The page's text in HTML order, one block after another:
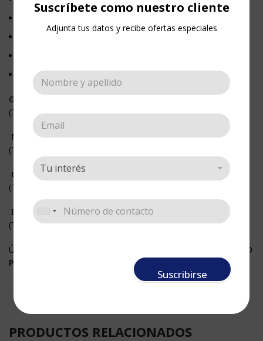
Suscríbete como nuestro cliente
Adjunta tus datos y recibe ofertas especiales
Suscribirse
Somos fabricantes.
Nuestros esténciles, son plantillas en acetato.
GRANDES
(Tamaño 21 x 27 cms)
MEDIANOS
(Tamaño 14 x 21 cms)
CENEFAS
(Tamaño 11 x 33 cms)
BORDES
(Tamaño 5,5 x 33 cms)
Úsalos fijándolos a cualquier superficie con nuestro <
ADHESIVO
PARA STENCIL>
PRODUCTOS RELACIONADOS